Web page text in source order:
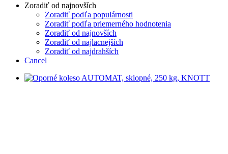
Zoradiť od najnovších
Zoradiť podľa populárnosti
Zoradiť podľa priemerného hodnotenia
Zoradiť od najnovších
Zoradiť od najlacnejších
Zoradiť od najdrahších
Cancel